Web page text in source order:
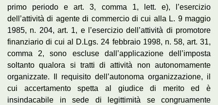
primo periodo e art. 3, comma 1, lett. e), l’esercizio
dell’attività di agente di commercio di cui alla L. 9 maggio
1985, n. 204, art. 1, e l’esercizio dell’attività di promotore
finanziario di cui al D.Lgs. 24 febbraio 1998, n. 58, art. 31,
comma 2, sono escluse dall’applicazione dell’imposta
soltanto qualora si tratti di attività non autonomamente
organizzate. Il requisito dell’autonoma organizzazione, il
cui accertamento spetta al giudice di merito ed è
insindacabile in sede di legittimità se congruamente